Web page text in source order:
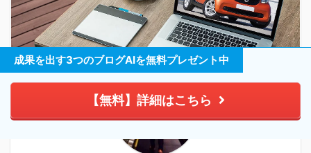
ツールの基本から実践的
な活用方法まで、初心者
でもすぐに始められるよ
う分かりやすく解説して
いきます。 1. AI記事作成
ツールの基本 ...
成果を出す3つのブログAIを無料プレゼント中
【無料】詳細はこちら